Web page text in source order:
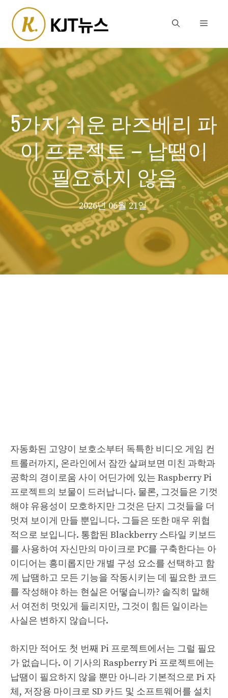
content
Menu
5가지 쉬운 라즈베리 파
이 프로젝트 – 납땜이
필요하지 않음
2026년 06월 21일
자동화된 고양이 보호소부터 독특한 비디오 게임 컨
트롤러까지, 온라인에서 잠깐 살펴보면 미친 과학과
공학의 경이로움 사이 어딘가에 있는 Raspberry Pi
프로젝트의 보물이 드러납니다. 물론, 그것들은 기껏
해야 유용성이 모호하지만 그것은 단지 그것들을 더
멋져 보이게 만들 뿐입니다. 그들은 또한 매우 위협
적으로 보입니다. 통합된 Blackberry 스타일 키보드
를 사용하여 자신만의 마이크로 PC를 구축한다는 아
이디어는 흥미롭지만 개별 구성 요소를 선택하고 함
께 납땜하고 모든 기능을 작동시키는 데 필요한 코드
를 작성해야 하는 현실은 어떻습니까? 솔직히 말해
서 여전히 멋있게 들리지만, 그것이 힘든 일이라는
사실은 변하지 않습니다.
하지만 적어도 첫 번째 Pi 프로젝트에서는 그럴 필요
가 없습니다. 이 기사의 Raspberry Pi 프로젝트에는
납땜이 필요하지 않을 뿐만 아니라 기본적으로 Pi 자
체, 저장용 마이크로 SD 카드 및 소프트웨어를 설치